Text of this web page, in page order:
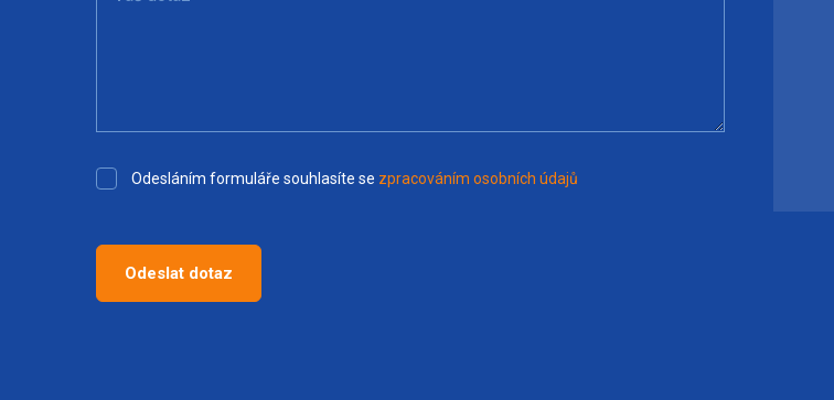
Odesláním formuláře souhlasíte se zpracováním osobních údajů
Odeslat dotaz